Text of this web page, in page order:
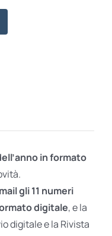
in formato
gli 11 numeri
digitale, e la
digitale e la Rivista